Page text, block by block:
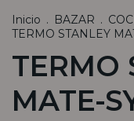
Inicio . BAZAR .
TERMO STANLEY
TERMO
MATE-